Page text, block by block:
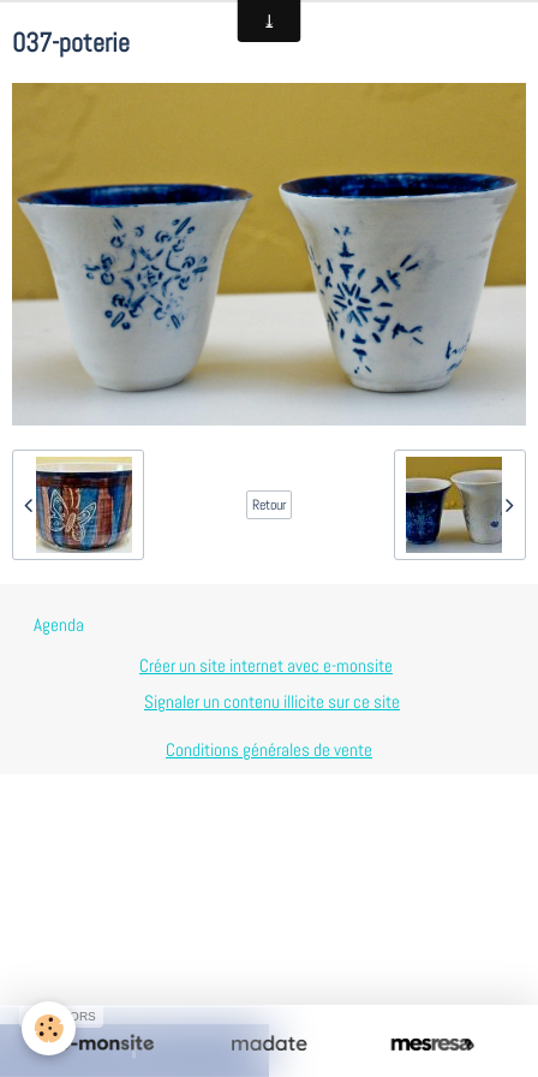
037-poterie
Retour
Agenda
Créer un site internet avec e-monsite
Signaler un contenu illicite sur ce site
Conditions générales de vente
SPONSORS